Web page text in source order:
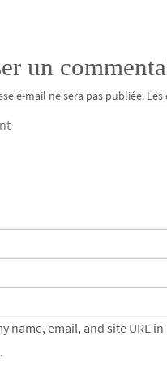
un
e-mail ne sera pas publiée.
name, email, and site URL